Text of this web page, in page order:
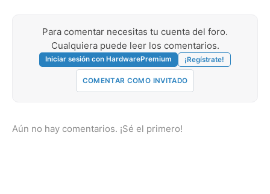
Para comentar necesitas tu cuenta del foro.
Cualquiera puede leer los comentarios.
Iniciar sesión con HardwarePremium ¡Regístrate!
COMENTAR COMO INVITADO
Aún no hay comentarios. ¡Sé el primero!